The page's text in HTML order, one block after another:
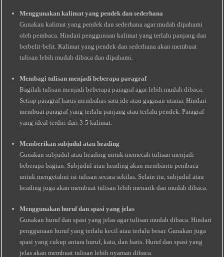
Menggunakan kalimat yang pendek dan sederhana
Gunakan kalimat yang pendek dan sederhana agar mudah dipahami
oleh pembaca. Hindari penggunaan kalimat yang terlalu panjang dan
berbelit-belit. Kalimat yang pendek dan sederhana akan membuat
tulisan lebih mudah dibaca dan dipahami.
Membagi tulisan menjadi beberapa paragraf
Bagilah tulisan menjadi beberapa paragraf agar lebih mudah dibaca.
Setiap paragraf harus membahas satu ide atau gagasan utama. Hindari
membuat paragraf yang terlalu panjang atau terlalu pendek. Paragraf
yang ideal terdiri dari 3-5 kalimat.
Memberikan subjudul atau heading
Gunakan subjudul atau heading untuk memecah tulisan menjadi
beberapa bagian. Subjudul atau heading akan membantu pembaca
untuk mengetahui isi tulisan secara sekilas. Selain itu, subjudul atau
heading juga akan membuat tulisan lebih menarik dan mudah dibaca.
Menggunakan huruf dan spasi yang jelas
Gunakan huruf dan spasi yang jelas agar tulisan mudah dibaca. Hindari
penggunaan huruf yang terlalu kecil atau terlalu besar. Gunakan juga
spasi yang cukup antara huruf, kata, dan baris. Huruf dan spasi yang
jelas akan membuat tulisan lebih nyaman dibaca.